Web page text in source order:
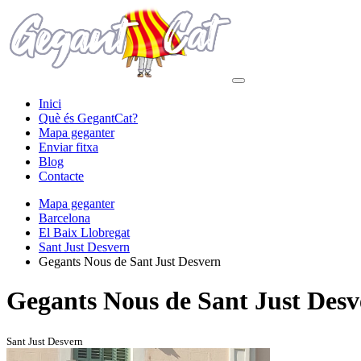
Inici
Què és GegantCat?
Mapa geganter
Enviar fitxa
Blog
Contacte
Mapa geganter
Barcelona
El Baix Llobregat
Sant Just Desvern
Gegants Nous de Sant Just Desvern
Gegants Nous de Sant Just
Sant Just Desvern